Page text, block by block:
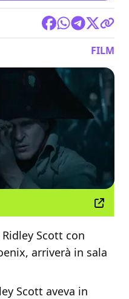
FILM
Scott con
arriverà in sala
Scott aveva in